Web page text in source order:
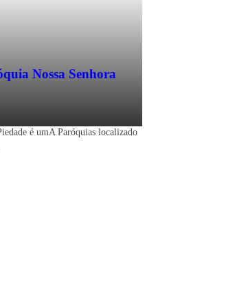
Nossa Senhora
é umA Paróquias localizado